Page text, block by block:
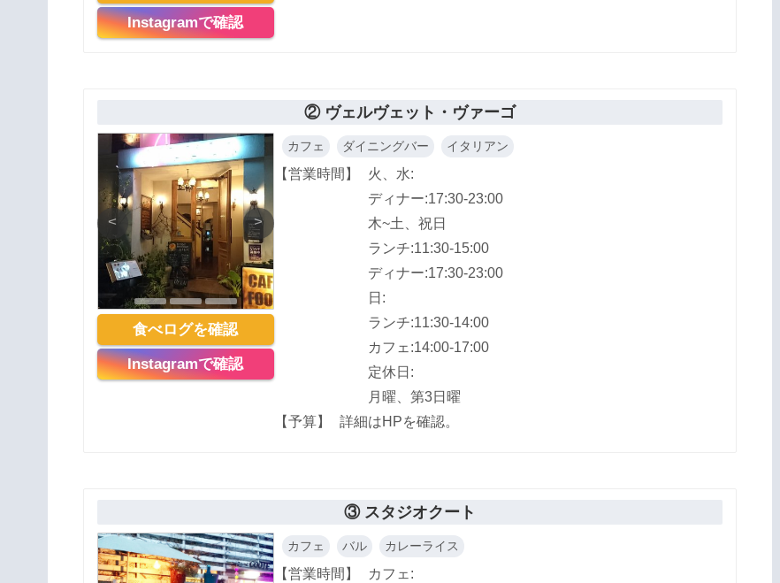
Instagramで確認
② ヴェルヴェット・ヴァーゴ
< >
食べログを確認
Instagramで確認
カフェ ダイニングバー イタリアン
【営業時間】
火、水:
ディナー:17:30-23:00
木~土、祝日
ランチ:11:30-15:00
ディナー:17:30-23:00
日:
ランチ:11:30-14:00
カフェ:14:00-17:00
定休日:
月曜、第3日曜
【予算】
詳細はHPを確認。
③ スタジオクート
カフェ バル カレーライス
【営業時間】
カフェ: